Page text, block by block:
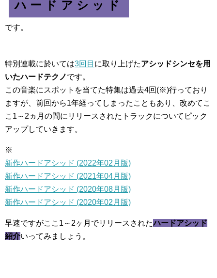
ハードアシッド
です。
特別連載に於いては3回目 に取り上げたアシッドシンセを用
いたハードテクノです。
この音楽にスポットを当てた特集は過去4回(※)行っており
ますが、前回から1年経ってしまったこともあり、改めてこ
こ1～2ヵ月の間にリリースされたトラックについてピック
アップしていきます。
※
新作ハードアシッド (2022年02月版)
新作ハードアシッド (2021年04月版)
新作ハードアシッド (2020年08月版)
新作ハードアシッド (2020年02月版)
早速ですがここ1～2ヶ月でリリースされたハードアシッド
紹介いってみましょう。